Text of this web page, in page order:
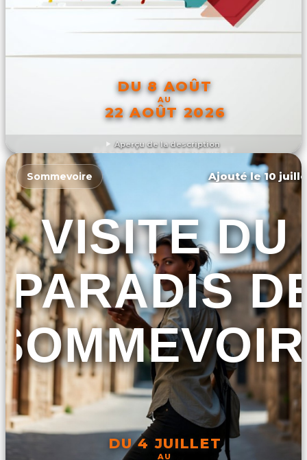
Aperçu de la description
DU 8 AOÛT
AU
22 AOÛT 2026
DÉCOUVRIR L'ÉVÉNEMENT
Sommevoire Ajouté le 10
VISITE DU
PARADIS
DU 4 JUILLET
AU